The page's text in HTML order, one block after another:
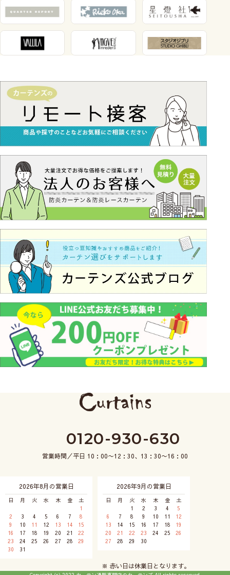
0120-930-630
営業時間／平日 10：00〜12：30、13：30〜16：00
2026年8月の営業日
日 月 火 水 木 金
土
1
2
3 4 5 6 7
8
9
10 11 12 13 14
15
16
17 18 19 20 21
22
23
24 25 26 27 28
29
30
31
2026年9月の営業日
日 月 火 水 木 金
土
1
2 3 4
5
6
7 8 9 10 11
12
13
14 15 16 17 18
19
20
21 22 23 24 25
26
27
28 29 30
※ 赤い日は休業日となります。